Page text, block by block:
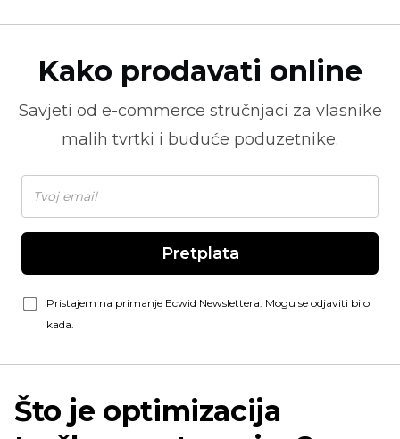
Kako prodavati online
Savjeti od e-commerce stručnjaci za vlasnike
malih tvrtki i buduće poduzetnike.
Pretplata
Pristajem na primanje Ecwid Newslettera. Mogu se odjaviti bilo
kada.
Što je optimizacija